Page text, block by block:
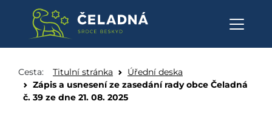
Cesta: Titulní stránka
Úřední deska
Zápis a usnesení ze zasedání rady obce Čeladná
č. 39 ze dne 21. 08. 2025